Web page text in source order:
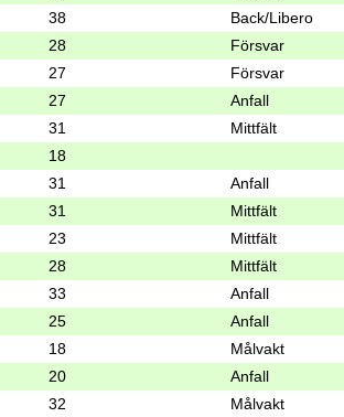
38
Back/Libero
28
Försvar
27
Försvar
27
Anfall
31
Mittfält
18
31
Anfall
31
Mittfält
23
Mittfält
28
Mittfält
33
Anfall
25
Anfall
18
Målvakt
20
Anfall
32 Målvakt